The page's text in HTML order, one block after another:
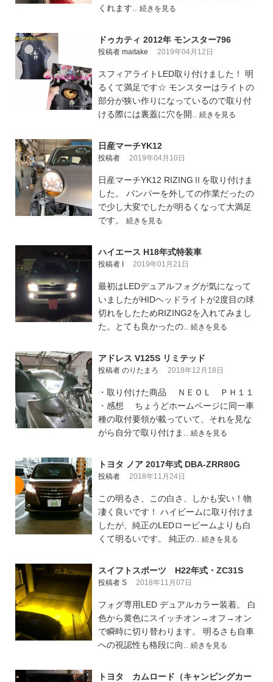
くれます.. 続きを見る
ドゥカティ 2012年 モンスター796
投稿者 maitake 2019年04月12日
スフィアライトLED取り付けました！ 明
るくて満足です☆ モンスターはライトの
部分が狭い作りになっているので取り付
ける際には裏蓋に穴を開.. 続きを見る
日産マーチYK12
投稿者 2019年04月10日
日産マーチYK12 RIZINGⅡを取り付けま
した。 バンパーを外しての作業だったの
で少し大変でしたが明るくなって大満足
です。 続きを見る
ハイエース H18年式特装車
投稿者 I 2019年01月21日
最初はLEDデュアルフォグが気になって
いましたがHIDヘッドライトが2度目の球
切れをしたためRIZING2を入れてみまし
た。とても良かったの.. 続きを見る
アドレス V125S リミテッド
投稿者 のりたまろ 2018年12月18日
・取り付けた商品 ＮＥＯＬ ＰＨ１１
・感想 ちょうどホームページに同一車
種の取付要領が載っていて、それを見な
がら自分で取り付けま.. 続きを見る
トヨタ ノア 2017年式 DBA-ZRR80G
投稿者 2018年11月24日
この明るさ、この白さ、しかも安い！物
凄く良いです！ ハイビームに取り付けま
したが、純正のLEDロービームよりも白
くて明るいです。 純正の.. 続きを見る
スイフトスポーツ H22年式・ZC31S
投稿者 S 2018年11月07日
フォグ専用LED デュアルカラー装着。 白
色から黄色にスイッチオン→オフ→オン
で瞬時に切り替わります。 明るさも自車
への視認性も格段に向.. 続きを見る
トヨタ カムロード（キャンピングカー